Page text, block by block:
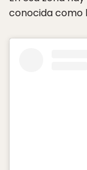
conocida como